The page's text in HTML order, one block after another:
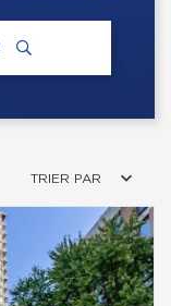
TRIER PAR